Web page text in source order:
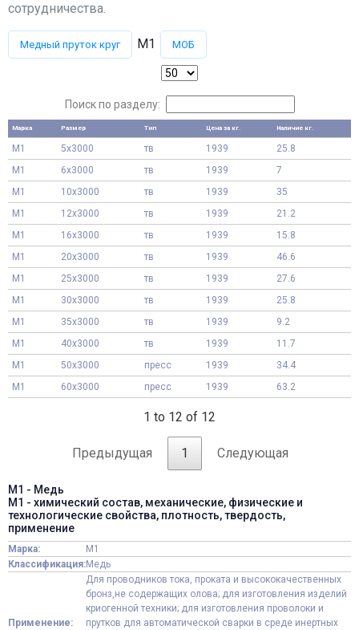
сотрудничества.
Медный пруток круг М1 МОБ
Поиск по разделу:
Марка Размер Тип Цена за кг. Наличие кг.
М1 5x3000 тв 1939
25.8
М1
6x3000 тв 1939
7
М1
10x3000 тв 1939
35
М1
12x3000 тв 1939
21.2
М1
16x3000 тв 1939
15.8
М1
20x3000 тв 1939
46.6
М1
25x3000 тв 1939
27.6
М1
30x3000 тв 1939
25.8
М1
35x3000 тв 1939
9.2
М1
40x3000 тв 1939
11.7
М1
50x3000 пресс 1939
34.4
М1
60x3000 пресс 1939 63.2
1 to 12 of 12
Предыдущая 1 Следующая
М1 - Медь
М1 - химический состав, механические, физические и
технологические свойства, плотность, твердость,
применение
Марка:
М1
Классификация:Медь
Применение:
Для проводников тока, проката и высококачественных
бронз,не содержащих олова; для изготовления изделий
криогенной техники; для изготовления проволоки и
прутков для автоматической сварки в среде инертных